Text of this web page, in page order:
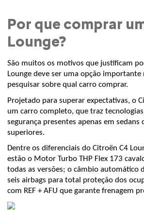
Por que comprar
Lounge?
São muitos os motivos que justificam
Lounge deve ser uma opção importante
pesquisar sobre qual carro comprar.
Projetado para superar expectativas, o
um carro completo, que traz
segurança presentes apenas em sedans
superiores.
Dentre os diferenciais do Citroën C4
estão o Motor Turbo THP Flex 173
todas as versões; o câmbio automático
seis airbags para total proteção dos
com REF + AFU que garante frenagem